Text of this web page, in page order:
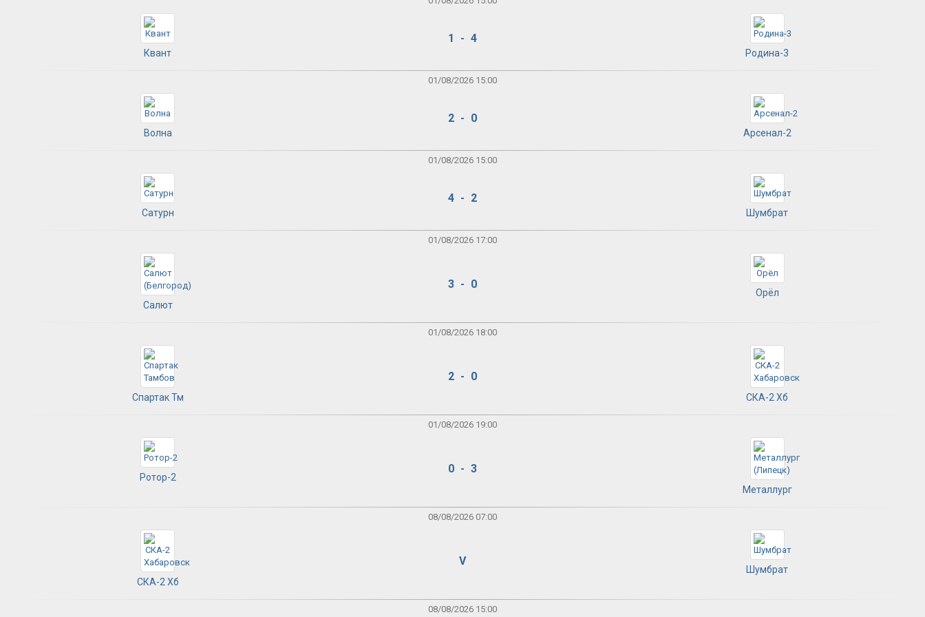
Квант
1 - 4
Родина-3
01/08/2026 15:00
Волна
2 - 0
Арсенал-2
01/08/2026 15:00
Сатурн
4 - 2
Шумбрат
01/08/2026 17:00
Салют
3 - 0
Орёл
01/08/2026 18:00
Спартак Тм
2 - 0
СКА-2 Хб
01/08/2026 19:00
Ротор-2
0 - 3
Металлург
08/08/2026 07:00
СКА-2 Хб
V
Шумбрат
08/08/2026 15:00